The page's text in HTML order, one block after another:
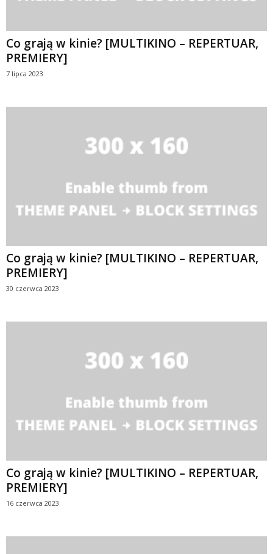
Co grają w kinie? [MULTIKINO – REPERTUAR,
PREMIERY]
7 lipca 2023
Co grają w kinie? [MULTIKINO – REPERTUAR,
PREMIERY]
30 czerwca 2023
Co grają w kinie? [MULTIKINO – REPERTUAR,
PREMIERY]
16 czerwca 2023